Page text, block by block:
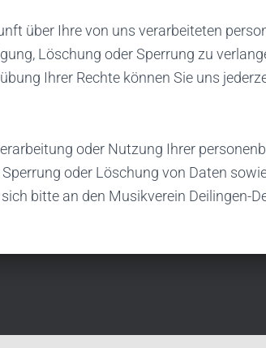
über Ihre von uns verarbeiteten
Löschung oder Sperrung zu
Ihrer Rechte können Sie uns
oder Nutzung Ihrer
oder Löschung von Daten
bitte an den Musikverein Deilingen-